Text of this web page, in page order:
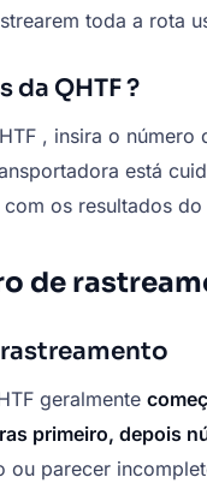
toda a rota
da QHTF?
, insira o número
está
os resultados
de
geralmente
primeiro, depois
ou parecer